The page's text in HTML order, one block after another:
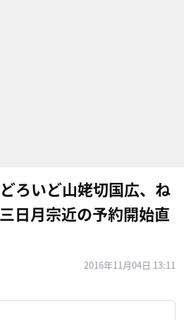
ろいど山姥切国広、ね
日月宗近の予約開始直
2016年11月04日 13:11